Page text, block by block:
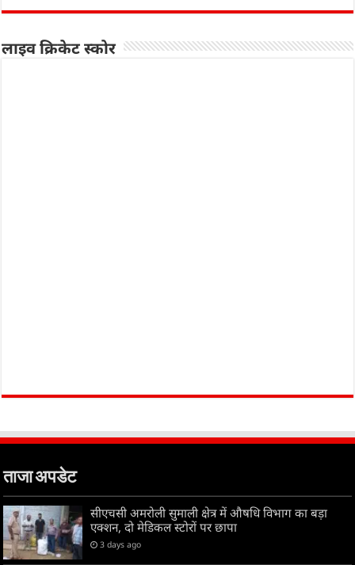
लाइव क्रिकेट स्कोर
ताजा अपडेट
सीएचसी अमरोली सुमाली क्षेत्र में औषधि विभाग का बड़ा
एक्शन, दो मेडिकल स्टोरों पर छापा
3 days ago